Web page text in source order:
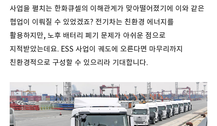
사업을 펼치는 한화큐셀의 이해관계가 맞아떨어졌기에 이와 같은
협업이 이뤄질 수 있었겠죠? 전기차는 친환경 에너지를
활용하지만, 노후 배터리 폐기 문제가 아쉬운 점으로
지적받았는데요. ESS 사업이 궤도에 오른다면 마무리까지
친환경적으로 구성할 수 있으리라 기대합니다.